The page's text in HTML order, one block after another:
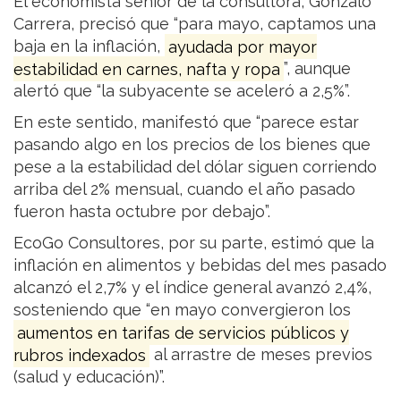
Carrera, precisó que “para mayo, captamos una
baja en la inflación, ayudada por mayor
estabilidad en carnes, nafta y ropa ”, aunque
alertó que “la subyacente se aceleró a 2,5%”.
En este sentido, manifestó que “parece estar
pasando algo en los precios de los bienes que
pese a la estabilidad del dólar siguen corriendo
arriba del 2% mensual, cuando el año pasado
fueron hasta octubre por debajo”.
EcoGo Consultores, por su parte, estimó que la
inflación en alimentos y bebidas del mes pasado
alcanzó el 2,7% y el índice general avanzó 2,4%,
sosteniendo que “en mayo convergieron los
aumentos en tarifas de servicios públicos y
rubros indexados al arrastre de meses previos
(salud y educación)”.